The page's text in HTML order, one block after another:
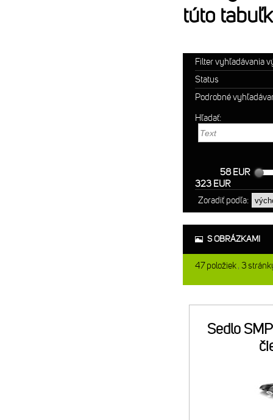
túto
Filter vyhľadávania
Status
Podrobné
Hľadať:
58 EUR
323 EUR
Zoradiť podľa:
S OBRÁZKAMI
47položiek 3
Sedlo